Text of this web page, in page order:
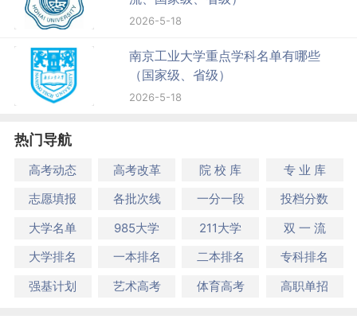
2026-5-18
南京工业大学重点学科名单有哪些
（国家级、省级）
2026-5-18
热门导航
高考动态 高考改革 院 校 库
专 业 库
志愿填报
各批次线 一分一段
投档分数
大学名单
985大学 211大学
双 一 流
大学排名
一本排名 二本排名
专科排名
强基计划
艺术高考 体育高考 高职单招